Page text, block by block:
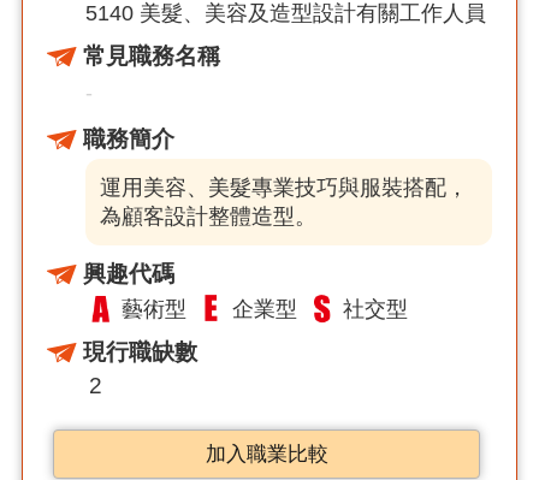
5140 美髮、美容及造型設計有關工作人員
常見職務名稱
-
職務簡介
運用美容、美髮專業技巧與服裝搭配，
為顧客設計整體造型。
興趣代碼
藝術型 企業型 社交型
現行職缺數
2
加入職業比較